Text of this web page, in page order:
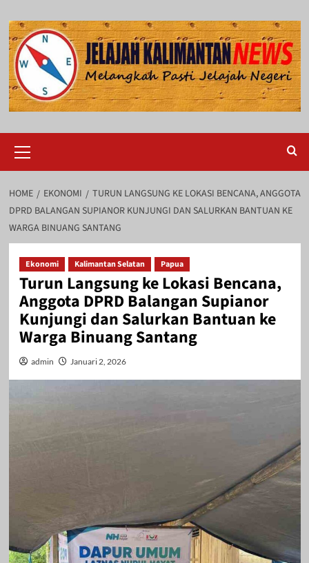
to
content
Menu
HOME EKONOMI
TURUN LANGSUNG KE LOKASI BENCANA, ANGGOTA
DPRD BALANGAN SUPIANOR KUNJUNGI DAN SALURKAN BANTUAN KE
WARGA BINUANG SANTANG
Ekonomi Kalimantan Selatan Papua
Turun Langsung ke Lokasi Bencana,
Anggota DPRD Balangan Supianor
Kunjungi dan Salurkan Bantuan ke
Warga Binuang Santang
admin Januari 2, 2026